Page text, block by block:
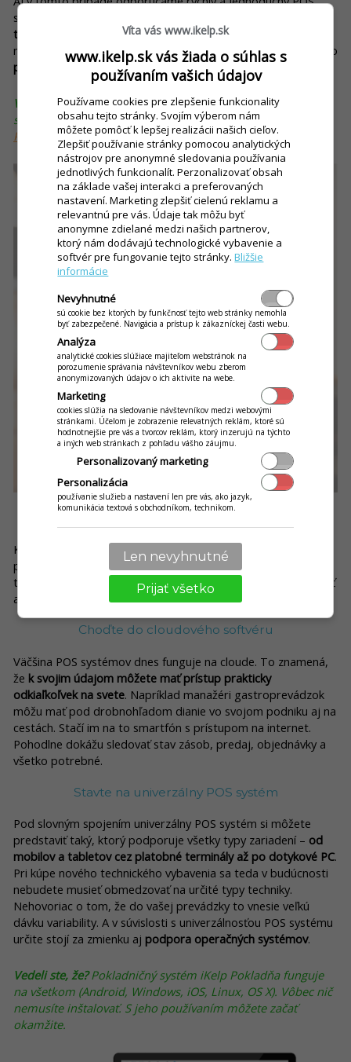
systém, ktorý vám zaistí
tovaru
tlač uzávierok. Malo by ísť o systém, ktorý bude
môcť bežať nakompaktnom mobilnom zariadení– ideálne ako
platobný terminál a registračná pokladnica v jednom
Vedeli ste, že?Vyššie opísané požiadavky pre všetky typy
spomínaných prevádzok ponúka pokladničný systém iKelp
Pokladňa.
Keď sa na to pozrieme o čosi komplexnejšie, výber
pokladničného systému nie je len o funkciách a zohľadnení
typu prevádzky. Svoju rolu môže v konečnom dôsledku zohrať
aj
„technickejšia stránka“ POS systému . Čo ešte?
Choďte do cloudového softvéru
Väčšina POS systémov dnes funguje na cloude. To znamená,
že k svojim údajom môžete mať prístup prakticky
odkiaľkoľvek na svete. Napríklad manažéri gastroprevádzok
môžu mať pod drobnohľadom dianie vo svojom podniku aj na
cestách. Stačí im na to smartfón s prístupom na internet.
Pohodlne dokážu sledovať stav zásob, predaj, objednávky a
všetko potrebné.
Stavte na univerzálny POS systém
Pod slovným spojením univerzálny POS systém si môžete
predstaviť taký, ktorý podporuje všetky typy zariadení – od
mobilov a tabletov cez platobné terminály až po dotykové PC.
Pri kúpe nového technického vybavenia sa teda v budúcnosti
nebudete musieť obmedzovať na určité typy techniky.
Nehovoriac o tom, že do vašej prevádzky to vnesie veľkú
dávku variability. A v súvislosti s univerzálnosťou POS systému
určite stojí za zmienku aj podpora operačných systémov.
Vedeli ste, že?Pokladničný systém iKelp Pokladňa funguje
na všetkom (Android, Windows, iOS, Linux, OS X). Vôbec nič
nemusíte inštalovať. S jeho používaním môžete začať
okamžite.
Víta vás www.ikelp.sk
www.ikelp.sk vás žiada o súhlas s
používaním vašich údajov
Používame cookies pre zlepšenie funkcionality
obsahu tejto stránky. Svojím výberom nám
môžete pomôcť k lepšej realizácii našich cieľov.
Zlepšiť používanie stránky pomocou analytických
nástrojov pre anonymné sledovania používania
jednotlivých funkcionalít. Perzonalizovať obsah
na základe vašej interakci a preferovaných
nastavení. Marketing zlepšiť cielenú reklamu a
relevantnú pre vás. Údaje tak môžu byť
anonymne zdielané medzi našich partnerov,
ktorý nám dodávajú technologické vybavenie a
softvér pre fungovanie tejto stránky.Bližšie
informácie
Nevyhnutné
sú cookie bez ktorých by funkčnosť tejto web stránky nemohla
byť zabezpečené. Navigácia a prístup k zákazníckej časti webu.
Analýza
analytické cookies slúžiace majiteľom webstránok na
porozumenie správania návštevníkov webu zberom
anonymizovaných údajov o ich aktivite na webe.
Marketing
cookies slúžia na sledovanie návštevníkov medzi webovými
stránkami. Účelom je zobrazenie relevatných reklám, ktoré sú
hodnotnejšie pre vás a tvorcov reklám, ktorý inzerujú na týchto
a iných web stránkach z pohľadu vášho záujmu.
Personalizovaný marketing
Personalizácia
používanie služieb a nastavení len pre vás, ako jazyk,
komunikácia textová s obchodníkom, technikom.
Len nevyhnutné
Prijať všetko